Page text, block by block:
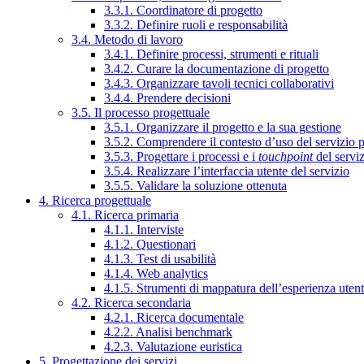
3.3.1. Coordinatore di progetto
3.3.2. Definire ruoli e responsabilità
3.4. Metodo di lavoro
3.4.1. Definire processi, strumenti e rituali
3.4.2. Curare la documentazione di progetto
3.4.3. Organizzare tavoli tecnici collaborativi
3.4.4. Prendere decisioni
3.5. Il processo progettuale
3.5.1. Organizzare il progetto e la sua gestione
3.5.2. Comprendere il contesto d’uso del servizio
3.5.3. Progettare i processi e i touchpointdel
3.5.4. Realizzare l’interfaccia utente del servizio
3.5.5. Validare la soluzione ottenuta
4. Ricerca progettuale
4.1. Ricerca primaria
4.1.1. Interviste
4.1.2. Questionari
4.1.3. Test di usabilità
4.1.4. Web analytics
4.1.5. Strumenti di mappatura dell’esperienza
4.2. Ricerca secondaria
4.2.1. Ricerca documentale
4.2.2. Analisi benchmark
4.2.3. Valutazione euristica
5. Progettazione dei servizi